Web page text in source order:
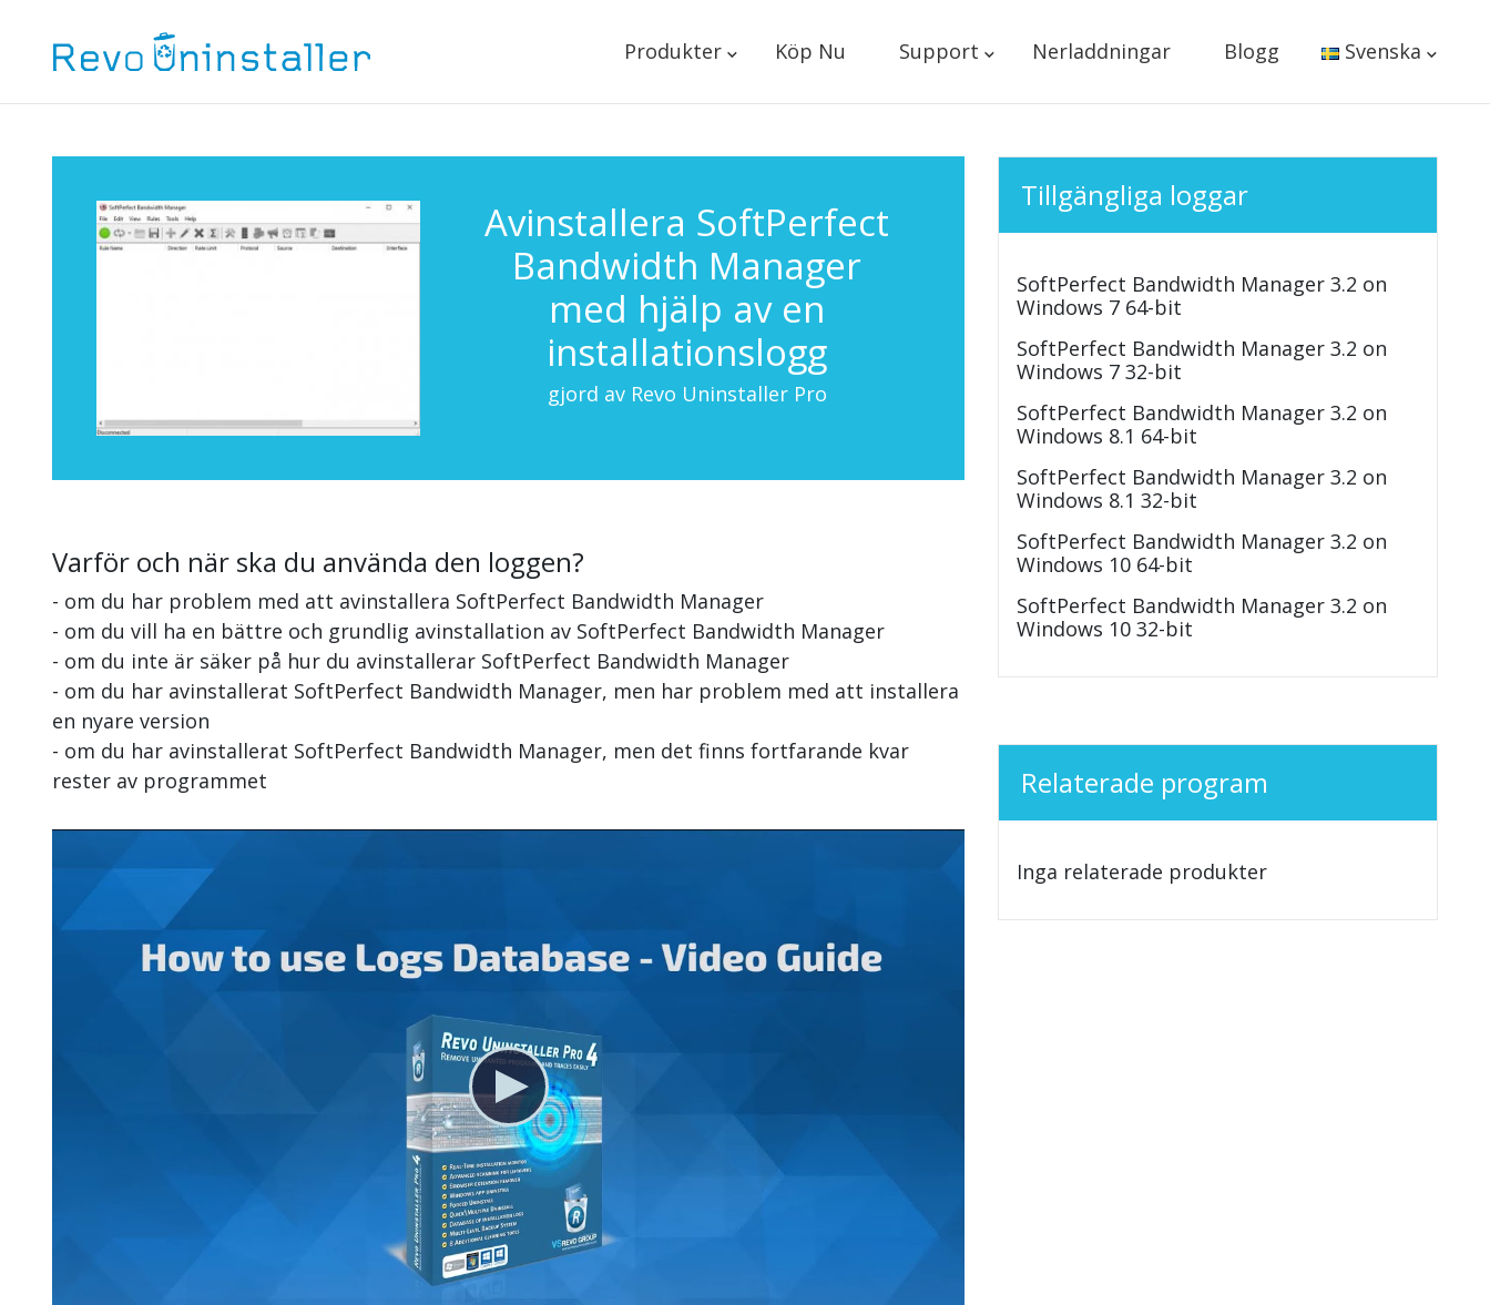
Produkter Köp Nu Support Nerladdningar Blogg Svenska
Avinstallera SoftPerfect
Bandwidth Manager
med hjälp av en
installationslogg
gjord av Revo Uninstaller Pro
Varför och när ska du använda den loggen?
- om du har problem med att avinstallera SoftPerfect Bandwidth Manager
- om du vill ha en bättre och grundlig avinstallation av SoftPerfect Bandwidth Manager
- om du inte är säker på hur du avinstallerar SoftPerfect Bandwidth Manager
- om du har avinstallerat SoftPerfect Bandwidth Manager, men har problem med att installera
en nyare version
- om du har avinstallerat SoftPerfect Bandwidth Manager, men det finns fortfarande kvar
rester av programmet
Tillgängliga loggar
SoftPerfect Bandwidth Manager 3.2 on
Windows 7 64-bit
SoftPerfect Bandwidth Manager 3.2 on
Windows 7 32-bit
SoftPerfect Bandwidth Manager 3.2 on
Windows 8.1 64-bit
SoftPerfect Bandwidth Manager 3.2 on
Windows 8.1 32-bit
SoftPerfect Bandwidth Manager 3.2 on
Windows 10 64-bit
SoftPerfect Bandwidth Manager 3.2 on
Windows 10 32-bit
Relaterade program
Inga relaterade produkter